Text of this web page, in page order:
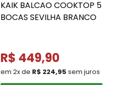
KAIK BALCAO COOKTOP 5
BOCAS SEVILHA BRANCO
R$ 449,90
em 2x de R$ 224,95 sem juros